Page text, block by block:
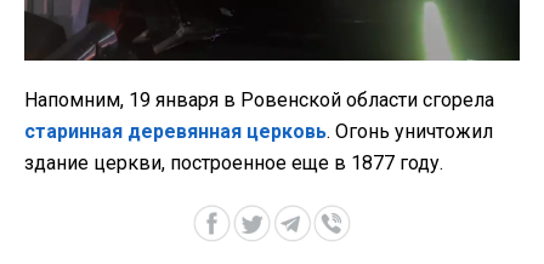
Напомним, 19 января в Ровенской области сгорела
старинная деревянная церковь. Огонь уничтожил
здание церкви, построенное еще в 1877 году.